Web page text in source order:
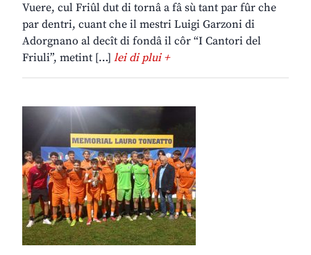
Vuere, cul Friûl dut di tornâ a fâ sù tant par fûr che
par dentri, cuant che il mestri Luigi Garzoni di
Adorgnano al decît di fondâ il côr “I Cantori del
Friuli”, metint […] lei di plui +